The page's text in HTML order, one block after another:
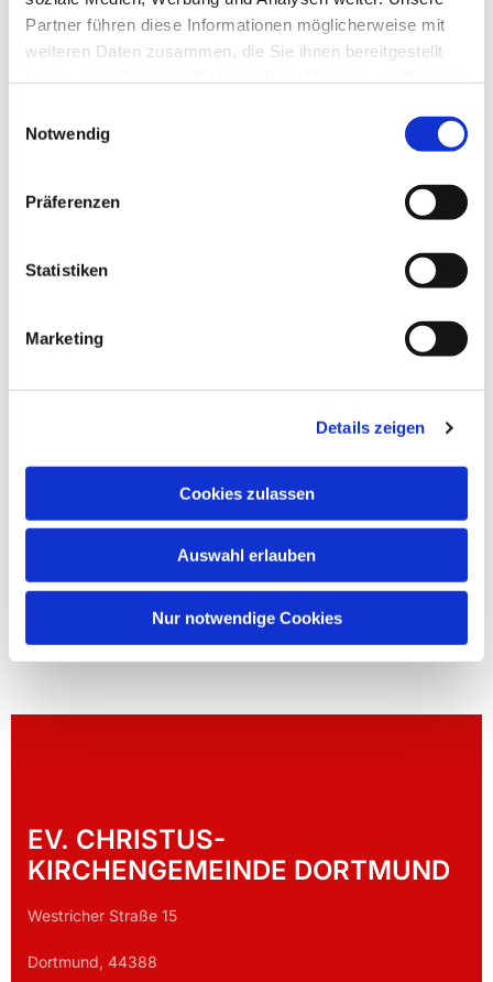
Partner führen diese Informationen möglicherweise mit
weiteren Daten zusammen, die Sie ihnen bereitgestellt
Notwendig
Präferenzen
Statistiken
Marketing
Details zeigen
Cookies zulassen
Auswahl erlauben
Nur notwendige Cookies
Dies könnte Sie auch
EV. CHRISTUS-
KIRCHENGEMEINDE DORTMUND
Westricher Straße 15
Dortmund, 44388